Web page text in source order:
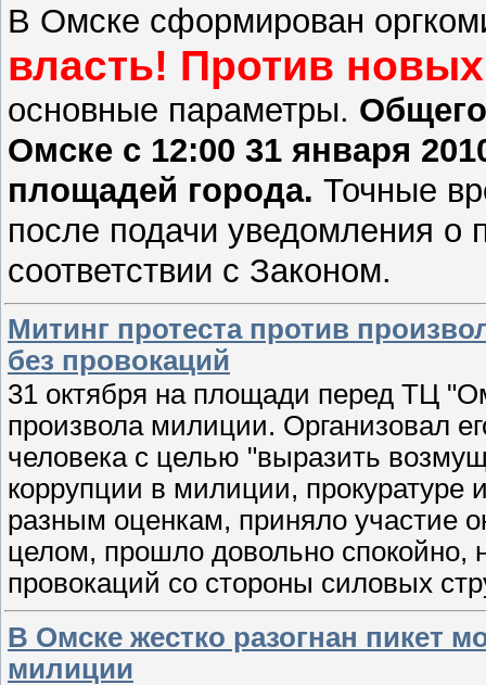
В Омске сформирован
власть! Против
основные параметры.
Омске с 12:00 31 января
площадей города. Точные
после подачи уведомления о
соответствии с Законом.
Митинг протеста против
без провокаций
31 октября на площади перед ТЦ
произвола милиции. Организовал
человека с целью "выразить
коррупции в милиции, прокуратуре
разным оценкам, приняло участие
целом, прошло довольно
провокаций со стороны силовых
В Омске жестко разогнан пикет
милиции